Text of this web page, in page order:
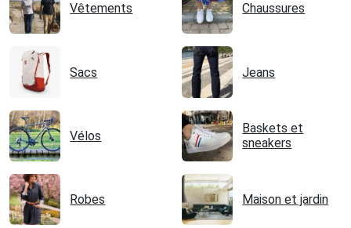
Vêtements Chaussures
Sacs Jeans
Vélos
Baskets et
sneakers
Robes Maison et jardin